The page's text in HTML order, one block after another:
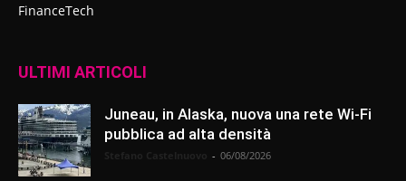
FinanceTech
ULTIMI ARTICOLI
Juneau, in Alaska, nuova una rete Wi-Fi
pubblica ad alta densità
- 06/08/2026